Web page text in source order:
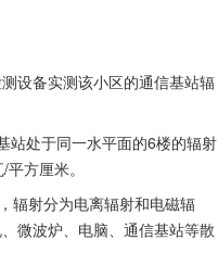
设备实测该小区的通信基站辐
站处于同一水平面的6楼的辐射
方厘米。
辐射分为电离辐射和电磁辐
微波炉、电脑、通信基站等散